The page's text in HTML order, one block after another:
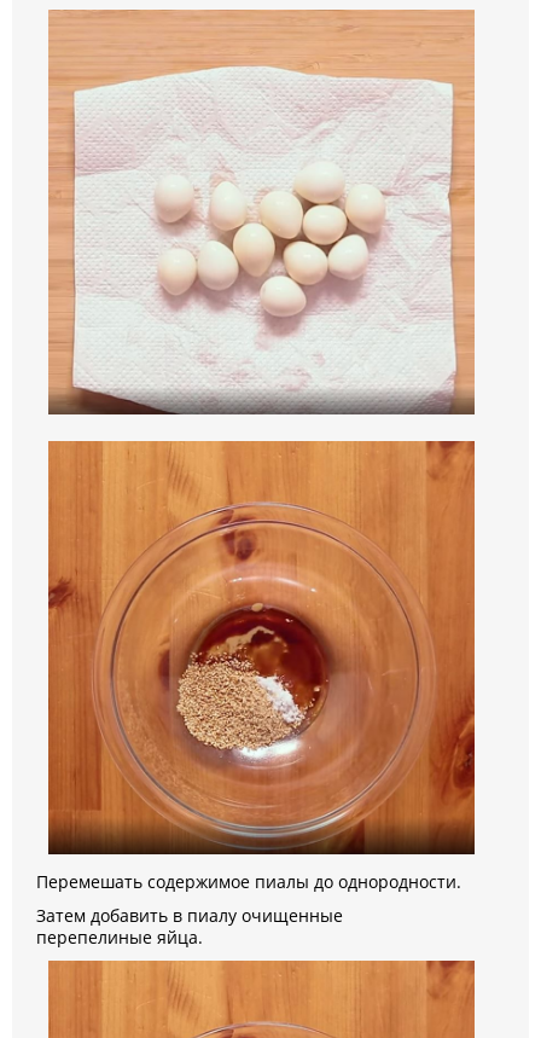
Перемешать содержимое пиалы до однородности.
Затем добавить в пиалу очищенные
перепелиные яйца.